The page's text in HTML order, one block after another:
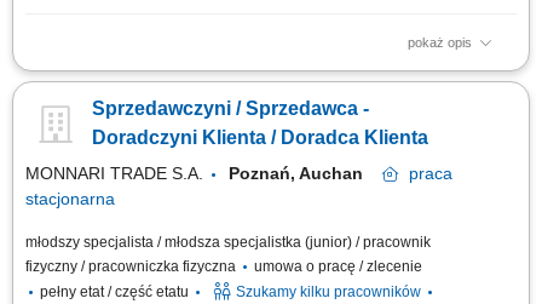
pokaż opis
Zadania, które na Ciebie czekają: Aktywne pozyskiwanie nowych klientów
odpowiedzialnych za decyzje zakupowe; Prowadzenie rozmów
handlowych, spotkań oraz negocjacji z klientami; Identyfikacja potrzeb
Sprzedawczyni / Sprzedawca -
Doradczyni Klienta / Doradca Klienta
MONNARI TRADE S.A. Poznań, Auchan
praca
stacjonarna
młodszy specjalista / młodsza specjalistka (junior) / pracownik
fizyczny / pracowniczka fizyczna
umowa o pracę / zlecenie
pełny etat / część etatu
Szukamy kilku pracowników